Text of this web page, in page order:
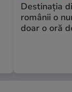
Destinaţia
românii o
doar o oră